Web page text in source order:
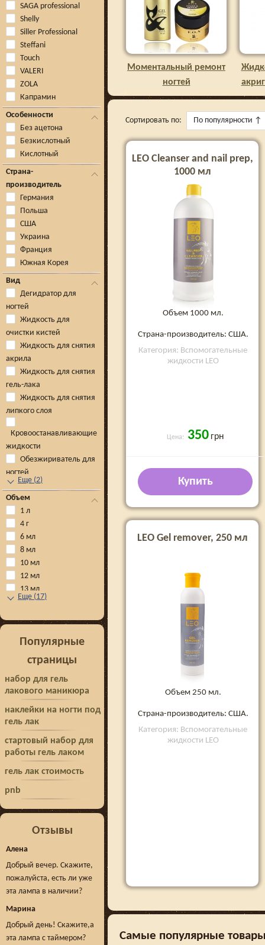
SAGA professional
Shelly
Siller Professional
Steffani
Touch
VALERI
ZOLA
Капрамин
Особенности
Без ацетона
Безкислотный
Кислотный
Страна-
производитель
Германия
Польша
США
Украина
Франция
Южная Корея
Вид
Дегидратор для
ногтей
Жидкость для
очистки кистей
Жидкость для снятия
акрила
Жидкость для снятия
гель-лака
Жидкость для снятия
липкого слоя
Кровоостанавливающие
жидкости
Обезжириватель для
ногтей
Еще (2)
Объем
1 л
4 г
6 мл
8 мл
10 мл
12 мл
13 мл
Еще (17)
Популярные
страницы
набор для гель
лакового маникюра
наклейки на ногти под
гель лак
стартовый набор для
работы гель лаком
гель лак стоимость
pnb
Отзывы
Алена
Добрый вечер. Скажите,
пожалуйста, есть ли уже
эта лампа в наличии?
Марина
Добрый день! Скажите,а
эта лампа с таймером?
Моментальный ремонт
ногтей
Сортировать по: По популярности ↑
LEO Cleanser and nail prep,
1000 мл
Объем 1000 мл.
Страна-производитель: США.
Категория: Вспомогательные
жидкости LEO
Цена: 350 грн
Купить
LEO Gel remover, 250 мл
Объем 250 мл.
Страна-производитель: США.
Категория: Вспомогательные
жидкости LEO
Самые популярные